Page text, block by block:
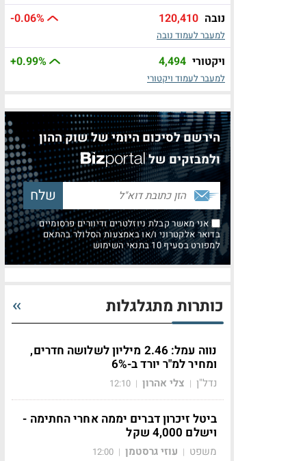
נובה 120,410
-0.06%
למעבר לעמוד נובה
ויקטורי 4,494
+0.99%
למעבר לעמוד ויקטורי
הירשם לסיכום היומי של שוק ההון
ולמבזקים של
אני מאשר קבלת ניוזלטרים ודיוורים פרסומיים
בדואר אלקטרוני ו/או באמצעות הסלולר בהתאם
למפורט בסעיף 10 בתנאי השימוש
כותרות מתגלגלות
נווה עמל: 2.46 מיליון לשלושה חדרים,
ומחיר למ"ר יורד ב-6%
נדל"ן | צלי אהרון |
12:10
ביטל זיכרון דברים יממה אחרי החתימה -
וישלם 4,000 שקל
משפט | עוזי גרסטמן |
12:00